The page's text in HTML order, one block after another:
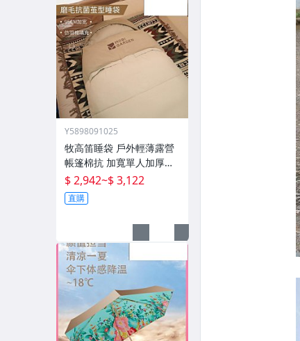
Y5898091025
牧高笛睡袋 戶外輕薄露營
帳篷棉抗 加寬單人加厚攬
月防寒被子
$ 2,942~$ 3,122
直購